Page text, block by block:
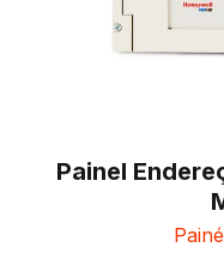
Painel